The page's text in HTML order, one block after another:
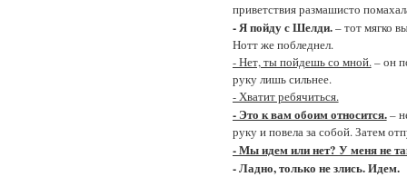
приветствия размашисто
- Я пойду с Шелди.– тот мягко
Нотт же побледнел.
- Нет, ты пойдешь со мной.– он
руку лишь сильнее.
- Хватит ребячиться.
- Это к вам обоим относится.–
руку и повела за собой. Затем
- Мы идем или нет? У меня не
- Ладно, только не злись. Идем.